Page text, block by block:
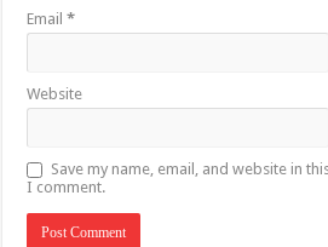
Email*
Website
Save my name, email, and website in
I comment.